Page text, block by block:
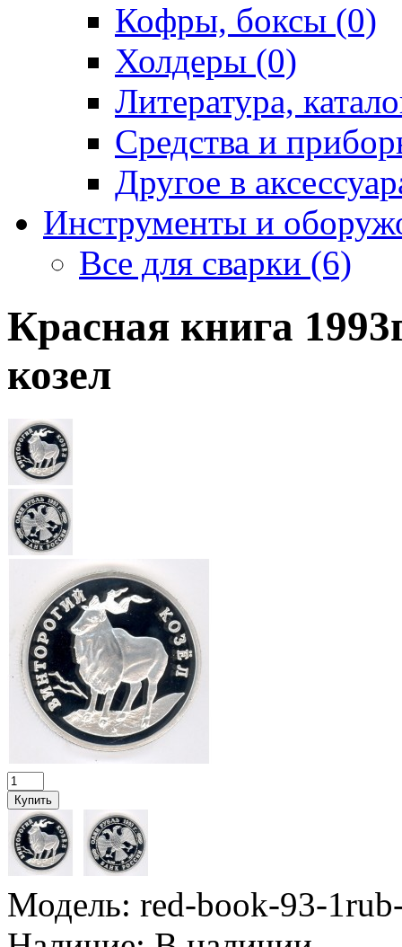
Кофры, боксы (0)
Холдеры (0)
Литература,
Средства и
Другое в
Инструменты и
Все для сварки (6)
Красная книга
козел
Модель: red-book-93-